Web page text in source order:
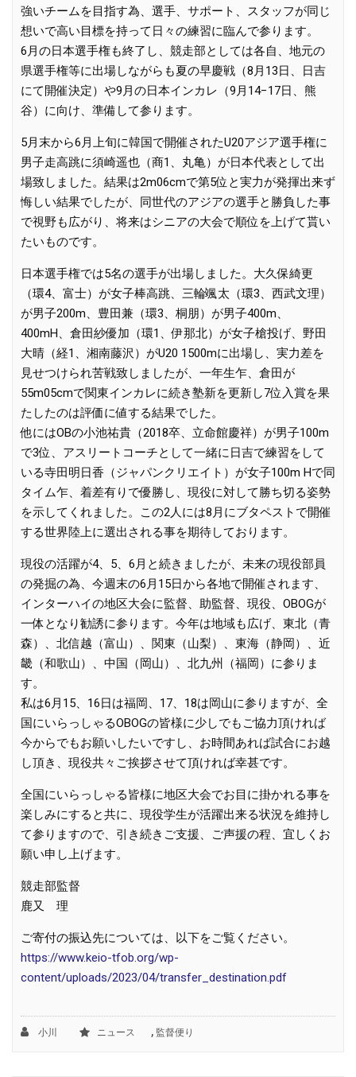
強いチームを目指す為、選手、サポート、スタッフが同じ
想いで高い目標を持って日々の練習に臨んで参ります。
6月の日本選手権も終了し、競走部としては各自、地元の
県選手権等に出場しながらも夏の早慶戦（8月13日、日吉
にて開催決定）や9月の日本インカレ（9月14−17日、熊
谷）に向け、準備して参ります。
5月末から6月上旬に韓国で開催されたU20アジア選手権に
男子走高跳に須崎遥也（商1、丸亀）が日本代表として出
場致しました。結果は2m06cmで第5位と実力が発揮出来ず
悔しい結果でしたが、同世代のアジアの選手と勝負した事
で視野も広がり、将来はシニアの大会で順位を上げて貰い
たいものです。
日本選手権では5名の選手が出場しました。大久保綺更
（環4、富士）が女子棒高跳、三輪颯太（環3、西武文理）
が男子200m、豊田兼（環3、桐朋）が男子400m、
400mH、倉田紗優加（環1、伊那北）が女子槍投げ、野田
大晴（経1、湘南藤沢）がU20 1500mに出場し、実力差を
見せつけられ苦戦致しましたが、一年生乍、倉田が
55m05cmで関東インカレに続き塾新を更新し7位入賞を果
たしたのは評価に値する結果でした。
他にはOBの小池祐貴（2018卒、立命館慶祥）が男子100m
で3位、アスリートコーチとして一緒に日吉で練習をして
いる寺田明日香（ジャパンクリエイト）が女子100m Hで同
タイム乍、着差有りで優勝し、現役に対して勝ち切る姿勢
を示してくれました。この2人には8月にブタペストで開催
する世界陸上に選出される事を期待しております。
現役の活躍が4、5、6月と続きましたが、未来の現役部員
の発掘の為、今週末の6月15日から各地で開催されます、
インターハイの地区大会に監督、助監督、現役、OBOGが
一体となり勧誘に参ります。今年は地域も広げ、東北（青
森）、北信越（富山）、関東（山梨）、東海（静岡）、近
畿（和歌山）、中国（岡山）、北九州（福岡）に参りま
す。
私は6月15、16日は福岡、17、18は岡山に参りますが、全
国にいらっしゃるOBOGの皆様に少しでもご協力頂ければ
今からでもお願いしたいですし、お時間あれば試合にお越
し頂き、現役共々ご挨拶させて頂ければ幸甚です。
全国にいらっしゃる皆様に地区大会でお目に掛かれる事を
楽しみにすると共に、現役学生が活躍出来る状況を維持し
て参りますので、引き続きご支援、ご声援の程、宜しくお
願い申し上げます。
競走部監督
鹿又 理
ご寄付の振込先については、以下をご覧ください。
https://www.keio-tfob.org/wp-
content/uploads/2023/04/transfer_destination.pdf
小川 ニュース , 監督便り